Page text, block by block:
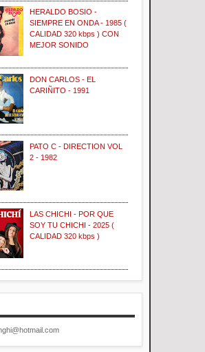
HERALDO BOSIO -
SIEMPRE EN ONDA - 1985 (
CALIDAD 320 kbps ) CON
MEJOR SONIDO
DON CARLOS - EL
CARIÑITO - 1991
PATO C - DIRECTION VOL
2 - 1982
LAS CHICHI - POR QUE
SOY TU CHICHI - 2025 (
CALIDAD 320 kbps )